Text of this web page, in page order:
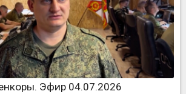
Эфир 04.07.2026